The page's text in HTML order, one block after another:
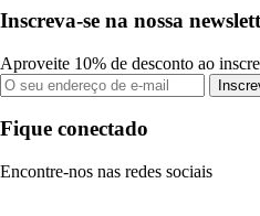
Inscreva-se na nossa
Aproveite 10% de desconto ao
Fique conectado
Encontre-nos nas redes sociais